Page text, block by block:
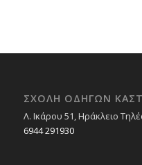
ΣΧΟΛΉ ΟΔΗΓΏΝ
Λ. Ικάρου 51, Ηράκλειο
6944 291930